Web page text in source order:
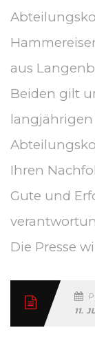
aus
Beiden gilt
Ihren
Gute und
Die Presse
11.